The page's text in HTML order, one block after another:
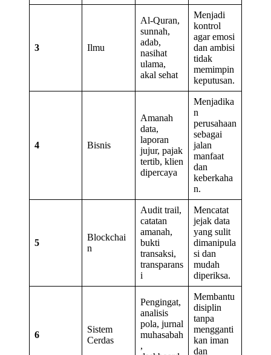
3 Ilmu
Al-Quran,
sunnah,
adab,
nasihat
ulama,
akal sehat
Menjadi
kontrol
agar emosi
dan ambisi
tidak
memimpin
keputusan.
4 Bisnis
Amanah
data,
laporan
jujur, pajak
tertib, klien
dipercaya
Menjadika
n
perusahaan
sebagai
jalan
manfaat
dan
keberkaha
n.
5
Blockchai
n
Audit trail,
catatan
amanah,
bukti
transaksi,
transparans
i
Mencatat
jejak data
yang sulit
dimanipula
si dan
mudah
diperiksa.
6
Sistem
Cerdas
Pengingat,
analisis
pola, jurnal
muhasabah
,
Membantu
disiplin
tanpa
mengganti
kan iman
dan